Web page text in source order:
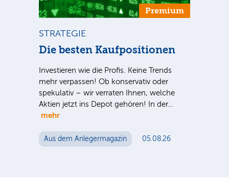
Premium
STRATEGIE
Die besten Kaufpositionen
Investieren wie die Profis. Keine Trends
mehr verpassen! Ob konservativ oder
spekulativ – wir verraten Ihnen, welche
Aktien jetzt ins Depot gehören! In der…
mehr
Aus dem Anlegermagazin 05.08.26